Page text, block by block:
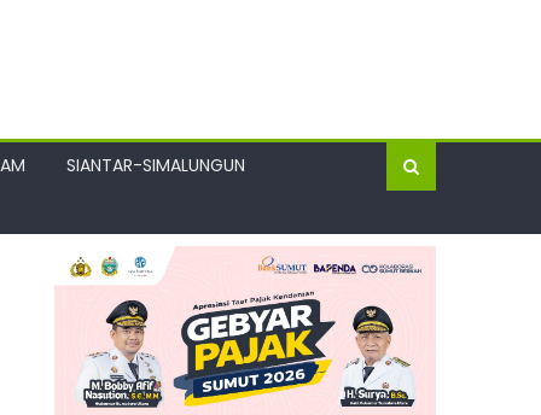
SIANTAR-SIMALUNGUN